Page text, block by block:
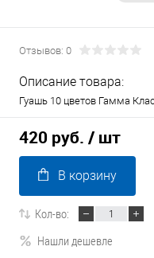
Отзывов: 0
Описание товара:
Гуашь 10 цветов Гамма
420 руб. / шт
В корзину
Кол-во:
Нашли дешевле